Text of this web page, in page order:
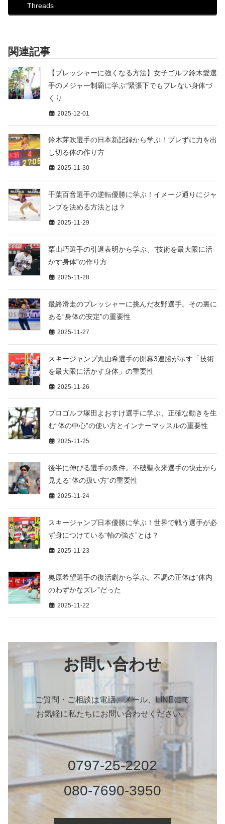
Threads
関連記事
【プレッシャーに強くなる方法】女子ゴルフ鈴木愛選
手のメジャー制覇に学ぶ“緊張下でもブレない身体づ
くり
2025-12-01
鈴木芽吹選手の日本新記録から学ぶ！ブレずに力を出
し切る体の作り方
2025-11-30
千葉百音選手の逆転優勝に学ぶ！イメージ通りにジャ
ンプを決める方法とは？
2025-11-29
栗山巧選手の引退表明から学ぶ、“技術を最大限に活
かす身体”の作り方
2025-11-28
最終滑走のプレッシャーに挑んだ友野選手。その裏に
ある“身体の安定”の重要性
2025-11-27
スキージャンプ丸山希選手の開幕3連勝が示す「技術
を最大限に活かす身体」の重要性
2025-11-26
プロゴルフ塚田よおすけ選手に学ぶ、正確な動きを生
む“体の中心”の使い方とインナーマッスルの重要性
2025-11-25
後半に伸びる選手の条件。不破聖衣来選手の快走から
見える“体の扱い方”の重要性
2025-11-24
スキージャンプ日本優勝に学ぶ！世界で戦う選手が必
ず身につけている“軸の強さ”とは？
2025-11-23
奥原希望選手の復活劇から学ぶ。不調の正体は“体内
のわずかなズレ”だった
2025-11-22
お問い合わせ
ご質問・ご相談は電話、メール、LINEにて
お気軽に私たちにお問い合わせください。
0797-25-2202
080-7690-3950